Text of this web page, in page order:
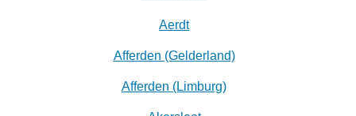
Aerdt
Afferden (Gelderland)
Afferden (Limburg)